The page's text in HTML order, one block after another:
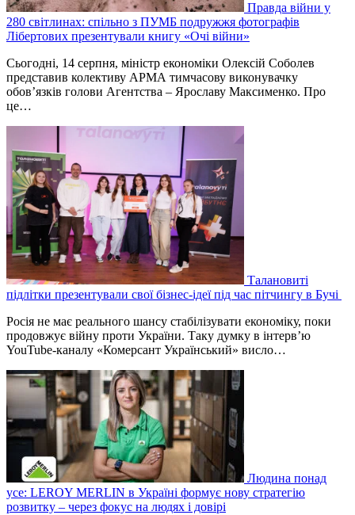
Правда війни у
280 світлинах: спільно з ПУМБ подружжя фотографів
Лібертових презентували книгу «Очі війни»
Сьогодні, 14 серпня, міністр економіки Олексій Соболев
представив колективу АРМА тимчасову виконувачку
обов’язків голови Агентства – Ярославу Максименко. Про
це…
Талановиті
підлітки презентували свої бізнес-ідеї під час пітчингу в Бучі
Росія не має реального шансу стабілізувати економіку, поки
продовжує війну проти України. Таку думку в інтерв’ю
YouTube-каналу «Комерсант Український» висло…
Людина понад
усе: LEROY MERLIN в Україні формує нову стратегію
розвитку – через фокус на людях і довірі